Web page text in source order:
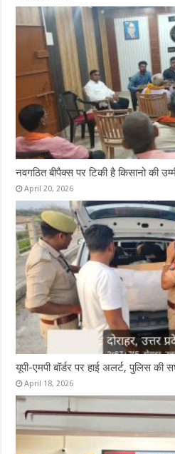
नवगठित बीपैक्स पर टिकी है किसानो की
April 20, 2026
यूपी-एमपी बॉर्डर पर हाई अलर्ट, पुलिस की
April 18, 2026